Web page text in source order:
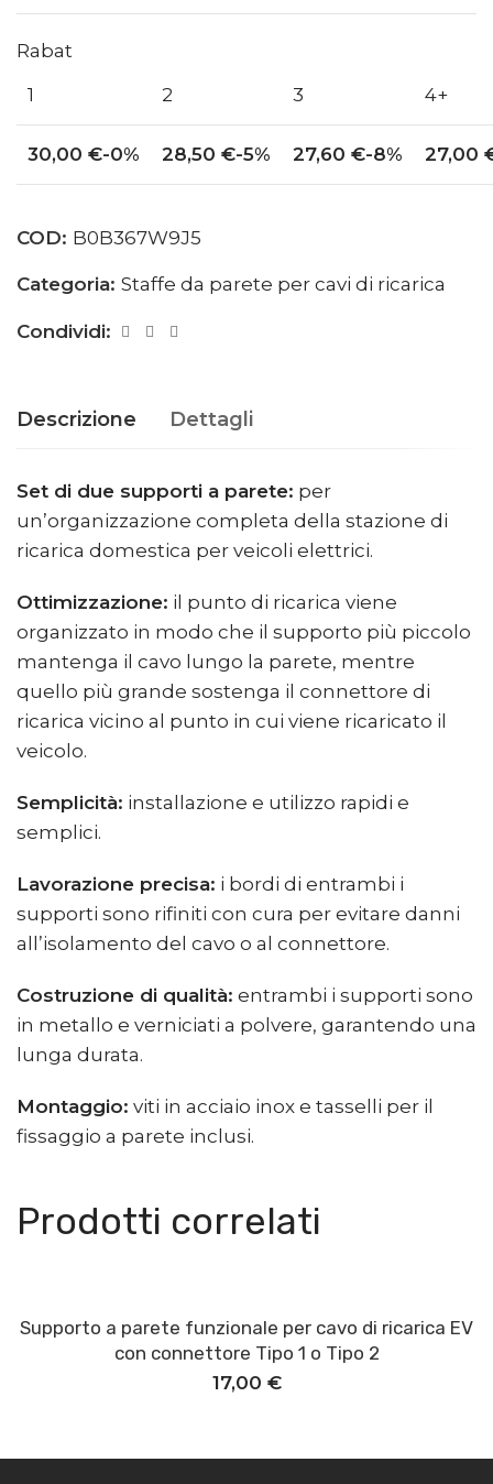
Rabat
1
2 3 4+
30,00 €-0% 28,50 €-5% 27,60 €-8% 27,00
COD: B0B367W9J5
Categoria: Staffe da parete per cavi di ricarica
Condividi:
Descrizione Dettagli
Set di due supporti a parete: per
un’organizzazione completa della stazione di
ricarica domestica per veicoli elettrici.
Ottimizzazione: il punto di ricarica viene
organizzato in modo che il supporto più piccolo
mantenga il cavo lungo la parete, mentre
quello più grande sostenga il connettore di
ricarica vicino al punto in cui viene ricaricato il
veicolo.
Semplicità: installazione e utilizzo rapidi e
semplici.
Lavorazione precisa: i bordi di entrambi i
supporti sono rifiniti con cura per evitare danni
all’isolamento del cavo o al connettore.
Costruzione di qualità: entrambi i supporti sono
in metallo e verniciati a polvere, garantendo una
lunga durata.
Montaggio: viti in acciaio inox e tasselli per il
fissaggio a parete inclusi.
Prodotti correlati
Aggiungi al carrello
Supporto a parete funzionale per cavo di ricarica EV
con connettore Tipo 1 o Tipo 2
17,00 €